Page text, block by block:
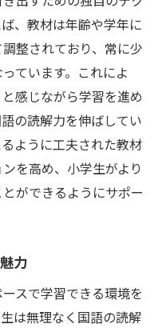
、教材は年齢や学年に
整されており、常に少
ています。これによ
感じながら学習を進め
の読解力を伸ばしてい
ように工夫された教材
を高め、小学生がより
ができるようにサポー
力
スで学習できる環境を
は無理なく国語の読解